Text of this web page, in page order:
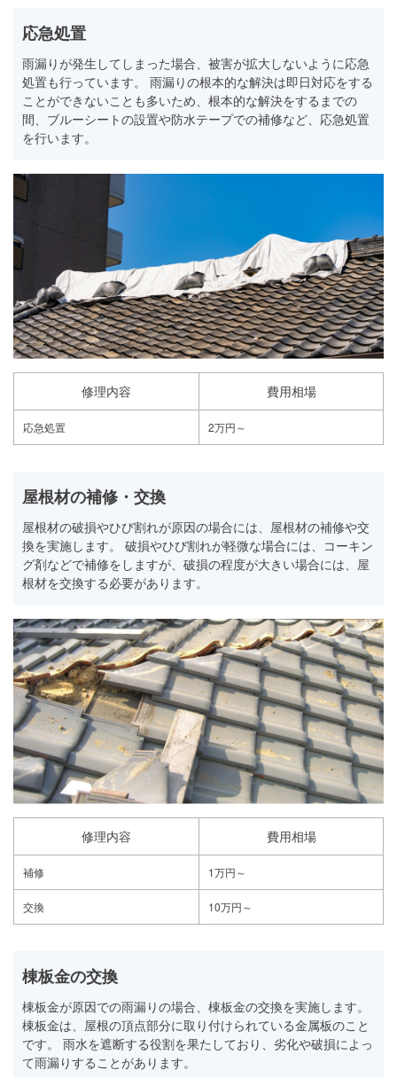
応急処置
雨漏りが発生してしまった場合、被害が拡大しないように応急
処置も行っています。 雨漏りの根本的な解決は即日対応をする
ことができないことも多いため、根本的な解決をするまでの
間、ブルーシートの設置や防水テープでの補修など、応急処置
を行います。
修理内容 費用相場
応急処置 2万円～
屋根材の補修・交換
屋根材の破損やひび割れが原因の場合には、屋根材の補修や交
換を実施します。 破損やひび割れが軽微な場合には、コーキン
グ剤などで補修をしますが、破損の程度が大きい場合には、屋
根材を交換する必要があります。
修理内容 費用相場
補修 1万円～
交換 10万円～
棟板金の交換
棟板金が原因での雨漏りの場合、棟板金の交換を実施します。
棟板金は、屋根の頂点部分に取り付けられている金属板のこと
です。 雨水を遮断する役割を果たしており、劣化や破損によっ
て雨漏りすることがあります。